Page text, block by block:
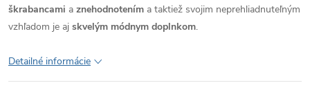
škrabancami a znehodnotením a taktiež svojim neprehliadnuteľným
vzhľadom je aj skvelým módnym doplnkom.
Detailné informácie